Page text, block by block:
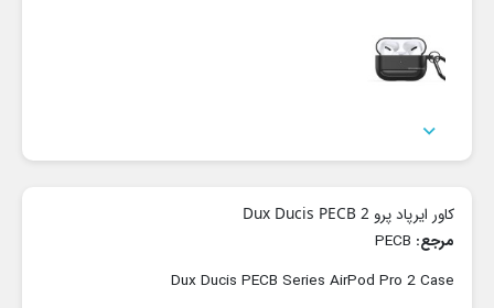

کاور ایرپاد پرو 2 Dux Ducis PECB
مرجع:
Dux Ducis PECB Series AirPod Pro 2 Case